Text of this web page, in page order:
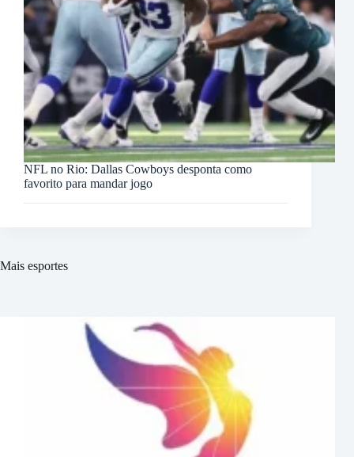
NFL no Rio: Dallas Cowboys desponta como
favorito para mandar jogo
Mais esportes